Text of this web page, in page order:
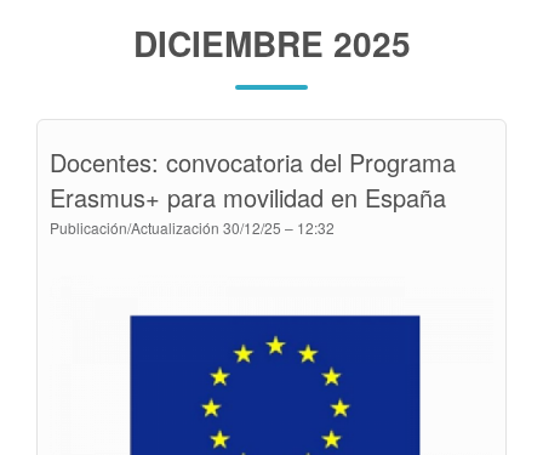
DICIEMBRE 2025
Docentes: convocatoria del Programa
Erasmus+ para movilidad en España
Publicación/Actualización 30/12/25 – 12:32